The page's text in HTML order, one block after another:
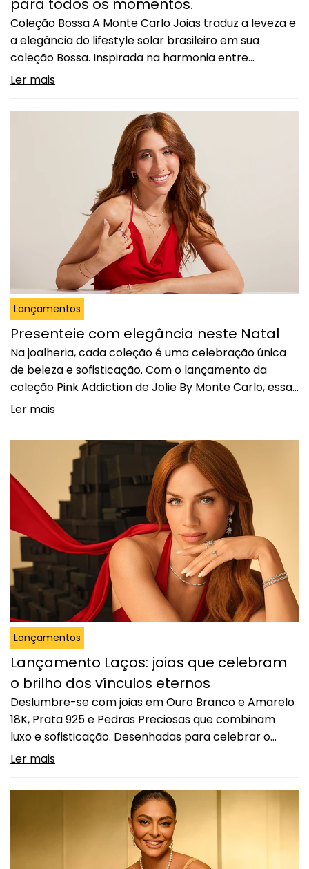
para todos os momentos.
Coleção Bossa A Monte Carlo Joias traduz a leveza e
a elegância do lifestyle solar brasileiro em sua
coleção Bossa. Inspirada na harmonia entre
sofisticação e descontração, essa coleção celebra o
brilho singular. Os elos e a correntaria são
tendências que vieram para ficar, trazendo
Lançamento Verano: Elegância e
brilho para todos os momentos.
Ler mais
Lançamentos
Presenteie com elegância neste Natal
Na joalheria, cada coleção é uma celebração única
de beleza e sofisticação. Com o lançamento da
coleção Pink Addiction de Jolie By Monte Carlo, essa
celebração se torna ainda mais especial. Nossas
de cor ao seu look, mantendo muita elegância para
o dia a dia. Cada joia…
Continuar lendo
Presenteie com elegância neste
Natal
Ler mais
Lançamentos
Lançamento Laços: joias que celebram
o brilho dos vínculos eternos
Deslumbre-se com joias em Ouro Branco e Amarelo
18K, Prata 925 e Pedras Preciosas que combinam
luxo e sofisticação. Desenhadas para celebrar o
brilho de laços eternos, estas joias foram criadas
cada instante em uma lembrança preciosa. Coleção
Intense: o brilho radiante A intensidade das pedras
preciosas, destacam-se por…
Lançamento Laços: joias que
celebram o brilho dos vínculos eternos
Ler mais